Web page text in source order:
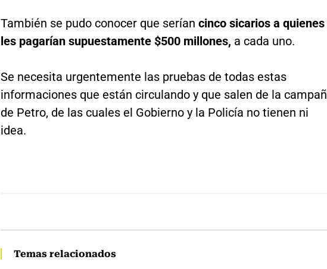
También se pudo conocer que serían cinco sicarios a quienes
les pagarían supuestamente $500 millones, a cada uno.
Se necesita urgentemente las pruebas de todas estas
informaciones que están circulando y que salen de la
de Petro, de las cuales el Gobierno y la Policía no tienen ni
idea.
Temas relacionados